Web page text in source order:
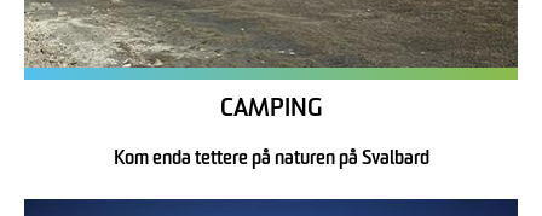
CAMPING
Kom enda tettere på naturen på Svalbard